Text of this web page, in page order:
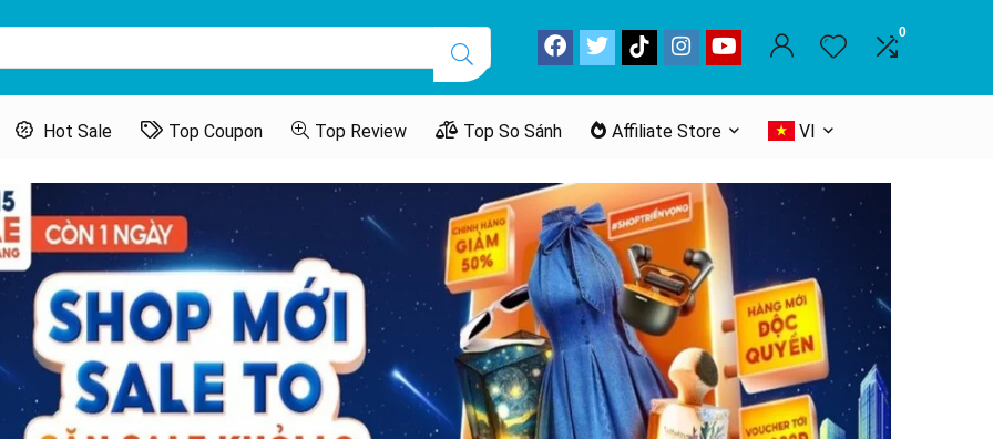
0
Hot Sale Top Coupon Top Review Top So Sánh Affiliate Store VI